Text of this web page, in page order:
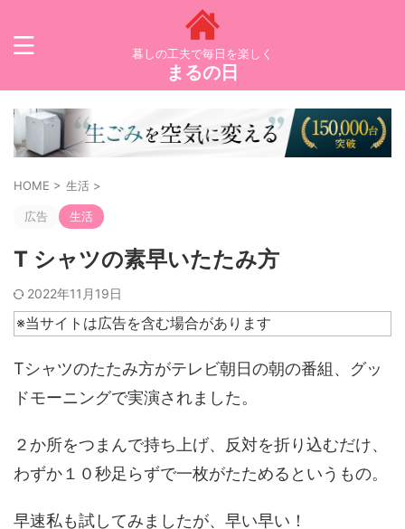
暮しの工夫で毎日を楽しく
まるの日
HOME > 生活 >
広告 生活
T シャツの素早いたたみ方
2022年11月19日
※当サイトは広告を含む場合があります
Tシャツのたたみ方がテレビ朝日の朝の番組、グッ
ドモーニングで実演されました。
２か所をつまんで持ち上げ、反対を折り込むだけ、
わずか１０秒足らずで一枚がたためるというもの。
早速私も試してみましたが、早い早い！